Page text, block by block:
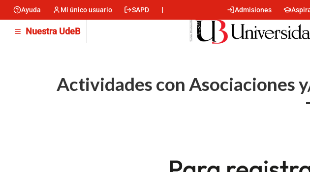
contenido
principal
Menu
Ayuda Mi único usuario SAPD
Menu
encabezado
-
Centro
Admisiones
Nuestra UdeB
Actividades con Asociaciones